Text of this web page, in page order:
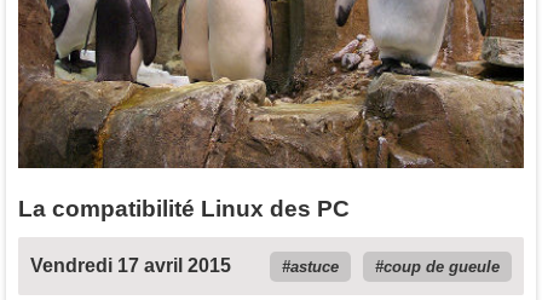
La compatibilité Linux des PC
Vendredi 17 avril 2015 astuce coup de gueule